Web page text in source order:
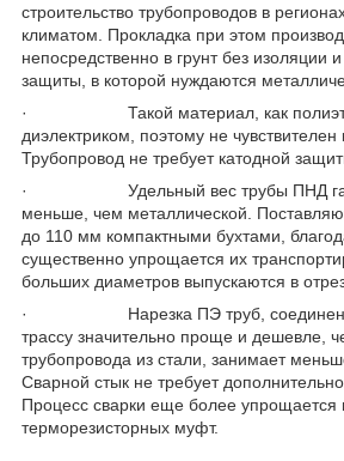
строительство трубопроводов в
климатом. Прокладка при этом
непосредственно в грунт без изоляции
защиты, в которой нуждаются
· Такой материал, как
диэлектриком, поэтому не
Трубопровод не требует катодной
· Удельный вес трубы ПНД
меньше, чем металлической.
до 110 мм компактными бухтами,
существенно упрощается их
больших диаметров выпускаются в
· Нарезка ПЭ труб, соединение
трассу значительно проще и дешевле,
трубопровода из стали, занимает
Сварной стык не требует
Процесс сварки еще более упрощается
терморезисторных муфт.